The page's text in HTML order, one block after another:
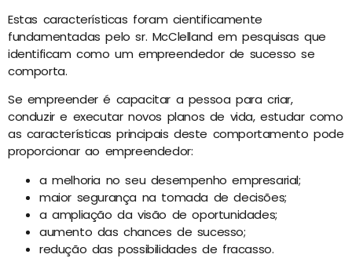
Estas características foram cientificamente
fundamentadas pelo sr. McClelland em pesquisas que
identificam como um empreendedor de sucesso se
comporta.
Se empreender é capacitar a pessoa para criar,
conduzir e executar novos planos de vida, estudar como
as características principais deste comportamento pode
proporcionar ao empreendedor:
a melhoria no seu desempenho empresarial;
maior segurança na tomada de decisões;
a ampliação da visão de oportunidades;
aumento das chances de sucesso;
redução das possibilidades de fracasso.